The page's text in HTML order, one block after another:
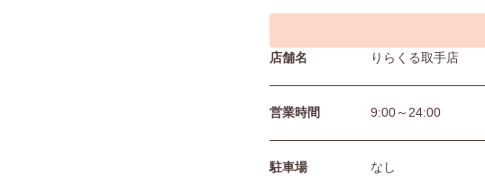
店舗名 りらくる取手店
営業時間 9:00～24:00
駐⾞場 なし